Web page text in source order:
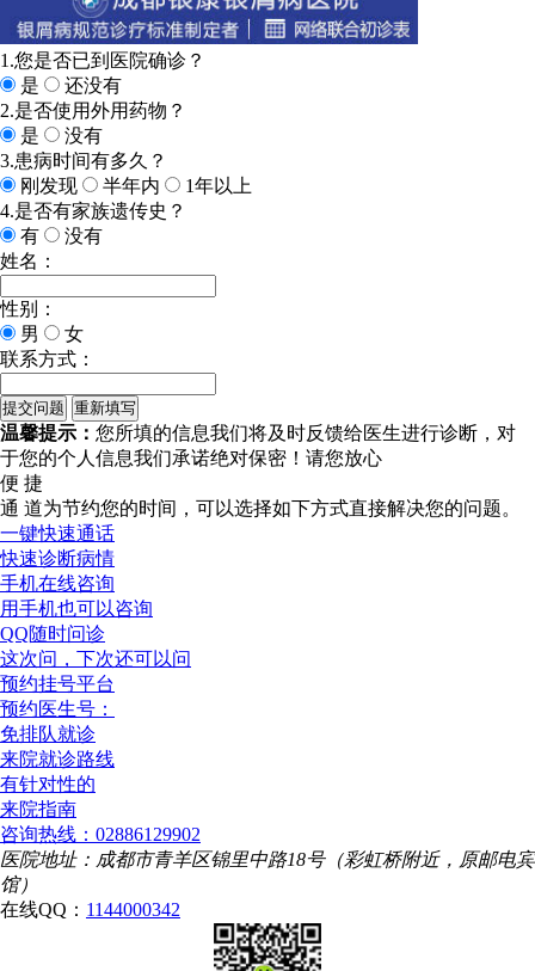
1.您是否已到医院确诊？
是
还没有
2.是否使用外用药物？
是
没有
3.患病时间有多久？
刚发现
半年内
1年以上
4.是否有家族遗传史？
有
没有
姓名：
性别：
男
女
联系方式：
温馨提示： 您所填的信息我们将及时反馈给医生进行诊断，对
于您的个人信息我们承诺绝对保密！请您放心
便 捷
通 道为节约您的时间，可以选择如下方式直接解决您的问题。
一键快速通话
快速诊断病情
手机在线咨询
用手机也可以咨询
QQ随时问诊
这次问，下次还可以问
预约挂号平台
预约医生号：
免排队就诊
来院就诊路线
有针对性的
来院指南
咨询热线：02886129902
医院地址：成都市青羊区锦里中路18号（彩虹桥附近，原邮电宾
馆）
在线QQ： 1144000342